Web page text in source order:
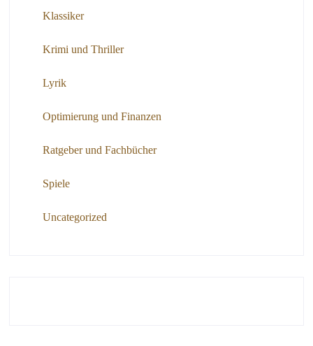
Klassiker
Krimi und Thriller
Lyrik
Optimierung und Finanzen
Ratgeber und Fachbücher
Spiele
Uncategorized